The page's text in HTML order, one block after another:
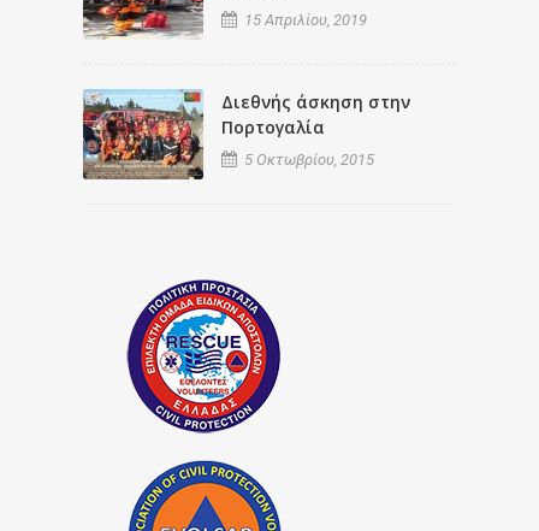
15 Απριλίου, 2019
Διεθνής άσκηση στην
Πορτογαλία
5 Οκτωβρίου, 2015